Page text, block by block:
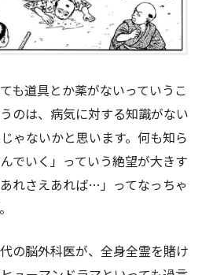
も道具とか薬がないっていうこ
のは、病気に対する知識がない
ゃないかと思います。何も知ら
でいく」っていう絶望が大きす
れさえあれば…」ってなっちゃ
の脳外科医が、全身全霊を賭け